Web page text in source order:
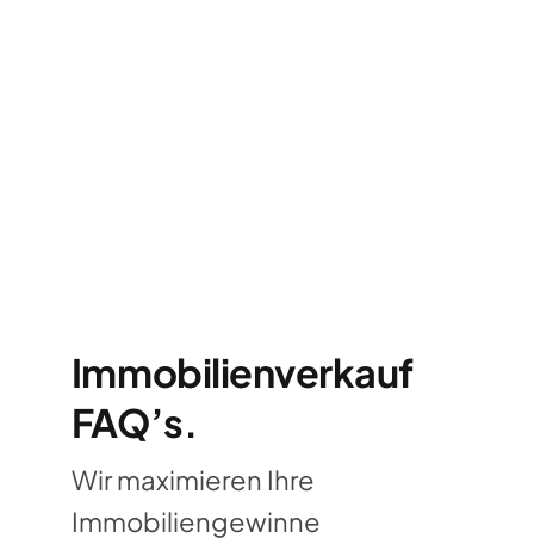
Immobilienverkauf
FAQ’s.
Wir maximieren Ihre
Immobiliengewinne